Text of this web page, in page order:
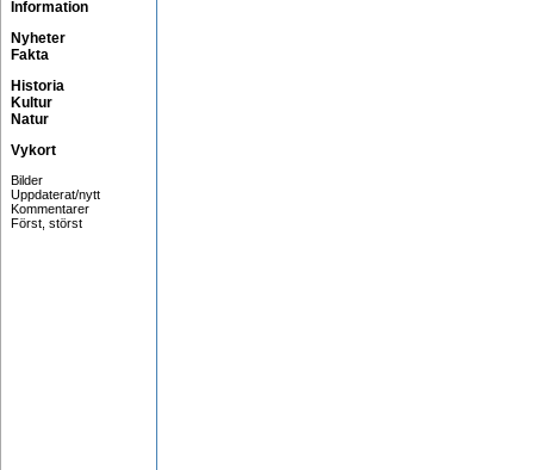
Information
Nyheter
Fakta
Historia
Kultur
Natur
Vykort
Bilder
Uppdaterat/nytt
Kommentarer
Först, störst